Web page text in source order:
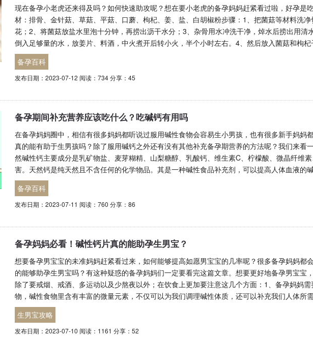
现在备孕小老虎还来得及吗？如何快速助攻呢？想在要小老虎的备孕妈妈赶紧看过啦，好孕是
材：排骨、金针菇、草菇、平菇、口蘑、枸杞、姜、盐、白胡椒粉步骤：1、把菌菇等材料洗
花；2、将菌菇放盐水里泡十分钟，再捞出沥干水分；3、杂骨用水冲洗干净，焯水后捞出用清
倒入足够量的水，放姜片、料酒，中火煮开后转小火，半个小时左右。4、然后放入菌菇和枸杞
备孕百科
发布日期：2023-07-12 阅读：734 分享：45
备孕期间补充营养应该吃什么？吃碱钙有用吗
在备孕妈妈圈中，相信有很多妈妈都听说过服用碱性食物会容易生小男孩，也有很多新手妈妈
真的能有助于生男孩吗？除了服用碱钙之外还有没有其他补充备孕期营养的方法呢？我们来看
然碱性钙主要成分是乳矿物盐、麦芽糊精、山梨糖醇、乳酸钙、维生素C、柠檬酸、微晶纤维
害。天然钙是纯天然且不含任何的化学物品。其是一种碱性食品补充剂，可以提高人体血液的
备孕百科
发布日期：2023-07-11 阅读：760 分享：86
备孕妈妈必看！碱性钙片真的能助孕生男宝？
想要备孕男宝宝的未准妈妈赶紧看过来，如何能够提高如愿男宝宝的几率呢？很多备孕妈妈都
的能够助孕生男宝吗？有这种疑惑的备孕妈妈们一定要看完这篇文章。想要更好地备孕男宝宝
除了要戒烟、戒酒、多运动以及少熬夜以外；在饮食上更加要注意这几个方面：1、备孕妈妈
物，碱性食物里含有丰富的微量元素，不仅可以为我们调理碱性体质，还可以补充我们人体所
生男宝攻略
发布日期：2023-07-10 阅读：1161 分享：52